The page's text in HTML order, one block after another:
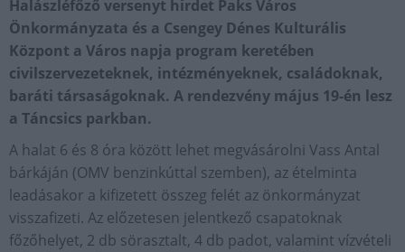
Halászléfőző versenyt hirdet Paks Város
Önkormányzata és a Csengey Dénes Kulturális
Központ a Város napja program keretében
civilszervezeteknek, intézményeknek, családoknak,
baráti társaságoknak. A rendezvény május 19-én lesz
a Táncsics parkban.
A halat 6 és 8 óra között lehet megvásárolni Vass Antal
bárkáján (OMV benzinkúttal szemben), az ételminta
leadásakor a kifizetett összeg felét az önkormányzat
visszafizeti. Az előzetesen jelentkező csapatoknak
főzőhelyet, 2 db sörasztalt, 4 db padot, valamint vízvételi